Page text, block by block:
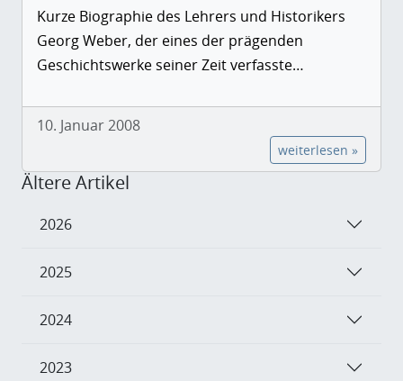
Kurze Biographie des Lehrers und Historikers
Georg Weber, der eines der prägenden
Geschichtswerke seiner Zeit verfasste…
10. Januar 2008
weiterlesen »
Ältere Artikel
2026
2025
2024
2023